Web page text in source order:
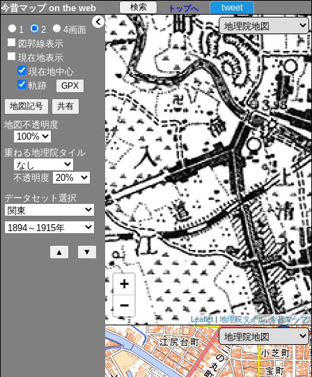
> tweet
今昔マップ on the web トップへ
+
−
Leaflet | 地理院タイル,今昔マップ
1 2
4画面
図郭線表示
現在地表示
現在地中心
軌跡
地図不透明度
重ねる地理院タイル
不透明度
データセット選択